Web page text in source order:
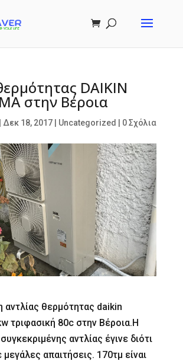
DAIKIN
στην Βέροια
Δεκ 18, 2017| Uncategorized 0 Σχόλια
αντλίας θερμότητας daikin
τριφασική 80c στην Βέροια.Η
αντλίας έγινε διότι
μεγάλες απαιτήσεις. 170τμ είναι